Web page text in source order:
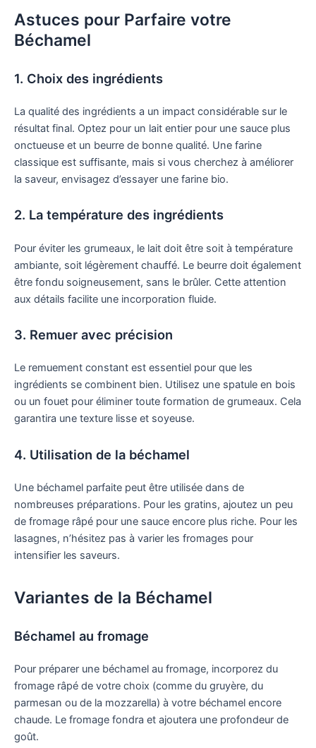
Astuces pour Parfaire votre
Béchamel
1. Choix des ingrédients
La qualité des ingrédients a un impact considérable sur le
résultat final. Optez pour un lait entier pour une sauce plus
onctueuse et un beurre de bonne qualité. Une farine
classique est suffisante, mais si vous cherchez à améliorer
la saveur, envisagez d’essayer une farine bio.
2. La température des ingrédients
Pour éviter les grumeaux, le lait doit être soit à température
ambiante, soit légèrement chauffé. Le beurre doit également
être fondu soigneusement, sans le brûler. Cette attention
aux détails facilite une incorporation fluide.
3. Remuer avec précision
Le remuement constant est essentiel pour que les
ingrédients se combinent bien. Utilisez une spatule en bois
ou un fouet pour éliminer toute formation de grumeaux. Cela
garantira une texture lisse et soyeuse.
4. Utilisation de la béchamel
Une béchamel parfaite peut être utilisée dans de
nombreuses préparations. Pour les gratins, ajoutez un peu
de fromage râpé pour une sauce encore plus riche. Pour les
lasagnes, n’hésitez pas à varier les fromages pour
intensifier les saveurs.
Variantes de la Béchamel
Béchamel au fromage
Pour préparer une béchamel au fromage, incorporez du
fromage râpé de votre choix (comme du gruyère, du
parmesan ou de la mozzarella) à votre béchamel encore
chaude. Le fromage fondra et ajoutera une profondeur de
goût.